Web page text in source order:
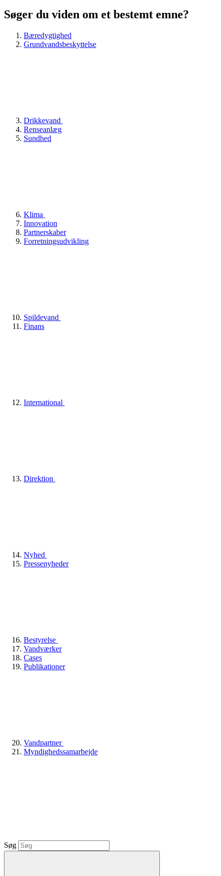
Søger du viden om et bestemt emne?
Bæredygtighed
Grundvandsbeskyttelse
Drikkevand
Renseanlæg
Sundhed
Klima
Innovation
Partnerskaber
Forretningsudvikling
Spildevand
Finans
International
Direktion
Nyhed
Pressenyheder
Bestyrelse
Vandværker
Cases
Publikationer
Vandpartner
Myndighedssamarbejde
Søg